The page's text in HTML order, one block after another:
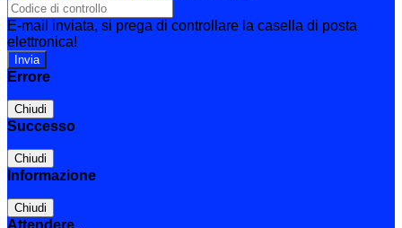
E-mail inviata, si prega di controllare la casella di posta
elettronica!
Errore
Chiudi
Successo
Chiudi
Informazione
Chiudi